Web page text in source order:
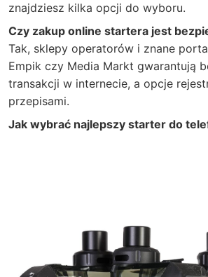
znajdziesz kilka opcji do wyboru.
Czy zakup online startera jest
Tak, sklepy operatorów i znane
Empik czy Media Markt gwarantują
transakcji w internecie, a opcje
przepisami.
Jak wybrać najlepszy starter do